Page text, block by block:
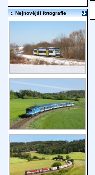
:. Nejnovější fotografie